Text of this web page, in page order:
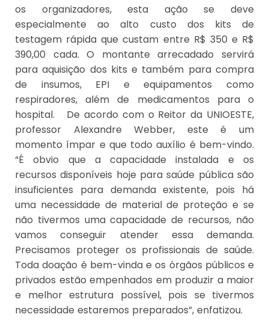
os organizadores, esta ação se deve
especialmente ao alto custo dos kits de
testagem rápida que custam entre R$ 350 e R$
390,00 cada. O montante arrecadado servirá
para aquisição dos kits e também para compra
de insumos, EPI e equipamentos como
respiradores, além de medicamentos para o
hospital. De acordo com o Reitor da UNIOESTE,
professor Alexandre Webber, este é um
momento ímpar e que todo auxílio é bem-vindo.
“É obvio que a capacidade instalada e os
recursos disponíveis hoje para saúde pública são
insuficientes para demanda existente, pois há
uma necessidade de material de proteção e se
não tivermos uma capacidade de recursos, não
vamos conseguir atender essa demanda.
Precisamos proteger os profissionais de saúde.
Toda doação é bem-vinda e os órgãos públicos e
privados estão empenhados em produzir a maior
e melhor estrutura possível, pois se tivermos
necessidade estaremos preparados”, enfatizou.